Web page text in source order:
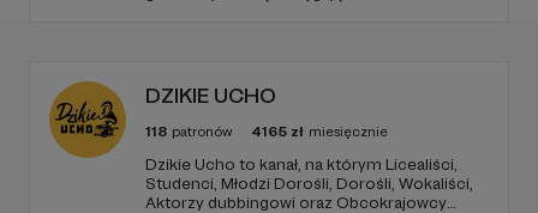
DZIKIE UCHO
118 patronów 4165 zł miesięcznie
Dzikie Ucho to kanał, na którym Licealiści,
Studenci, Młodzi Dorośli, Dorośli, Wokaliści,
Aktorzy dubbingowi oraz Obcokrajowcy